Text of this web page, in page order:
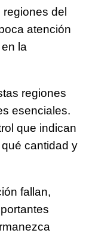
del
atención
la
regiones
esenciales.
que indican
cantidad y
fallan,